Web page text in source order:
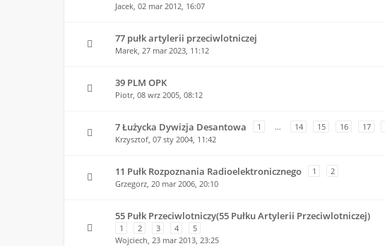
Jacek, 02 mar 2012, 16:07
77 pułk artylerii przeciwlotniczej
Marek, 27 mar 2023, 11:12
39 PLM OPK
Piotr, 08 wrz 2005, 08:12
7 Łużycka Dywizja Desantowa 1 … 14 15 16 17
Krzysztof, 07 sty 2004, 11:42
11 Pułk Rozpoznania Radioelektronicznego 1
2
Grzegorz, 20 mar 2006, 20:10
55 Pułk Przeciwlotniczy(55 Pułku Artylerii Przeciwlotniczej)
1 2 3 4
5
Wojciech, 23 mar 2013, 23:25